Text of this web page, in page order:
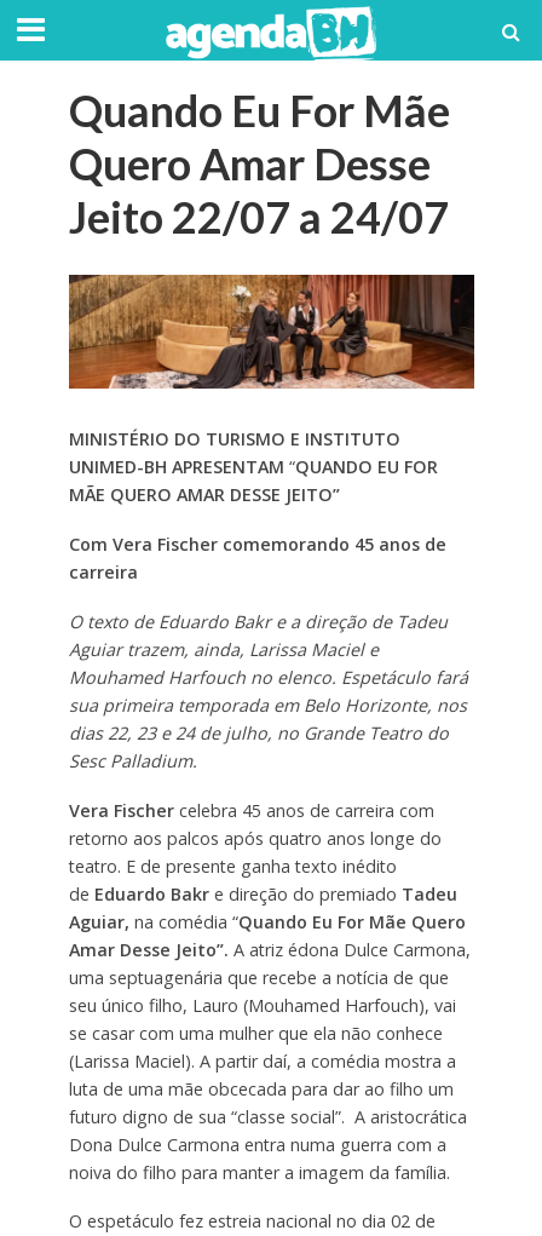
Quando Eu For Mãe
Quero Amar Desse
Jeito 22/07 a 24/07
MINISTÉRIO DO TURISMO E INSTITUTO
UNIMED-BH APRESENTAM “QUANDO EU FOR
MÃE QUERO AMAR DESSE JEITO”
Com Vera Fischer comemorando 45 anos de
carreira
O texto de Eduardo Bakr e a direção de Tadeu
Aguiar trazem, ainda, Larissa Maciel e
Mouhamed Harfouch no elenco. Espetáculo fará
sua primeira temporada em Belo Horizonte, nos
dias 22, 23 e 24 de julho, no Grande Teatro do
Sesc Palladium.
Vera Fischercelebra 45 anos de carreira com
retorno aos palcos após quatro anos longe do
teatro. E de presente ganha texto inédito
de Eduardo Bakre direção do premiado Tadeu
Aguiar, na comédia “Quando Eu For Mãe Quero
Amar Desse Jeito”. A atriz édona Dulce Carmona,
uma septuagenária que recebe a notícia de que
seu único filho, Lauro (Mouhamed Harfouch), vai
se casar com uma mulher que ela não conhece
(Larissa Maciel). A partir daí, a comédia mostra a
luta de uma mãe obcecada para dar ao filho um
futuro digno de sua “classe social”. A aristocrática
Dona Dulce Carmona entra numa guerra com a
noiva do filho para manter a imagem da família.
O espetáculo fez estreia nacional no dia 02 de